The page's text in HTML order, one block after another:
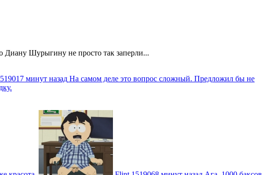
Диану Шурыгину не просто так заперли...
минут назад На самом деле это вопрос сложный. Предложил бы не